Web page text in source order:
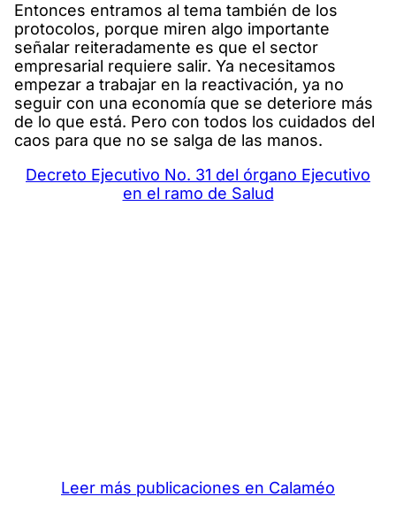
Entonces entramos al tema también de los
protocolos, porque miren algo importante
señalar reiteradamente es que el sector
empresarial requiere salir. Ya necesitamos
empezar a trabajar en la reactivación, ya no
seguir con una economía que se deteriore más
de lo que está. Pero con todos los cuidados del
caos para que no se salga de las manos.
Decreto Ejecutivo No. 31 del órgano Ejecutivo
en el ramo de Salud
Leer más publicaciones en Calaméo